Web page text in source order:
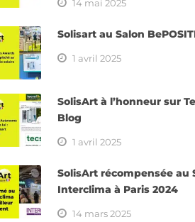
14 mai 2025
Solisart au Salon
1 avril 2025
SolisArt à l’honneur sur
Blog
1 avril 2025
SolisArt récompensée au
Interclima à Paris 2024
14 mars 2025